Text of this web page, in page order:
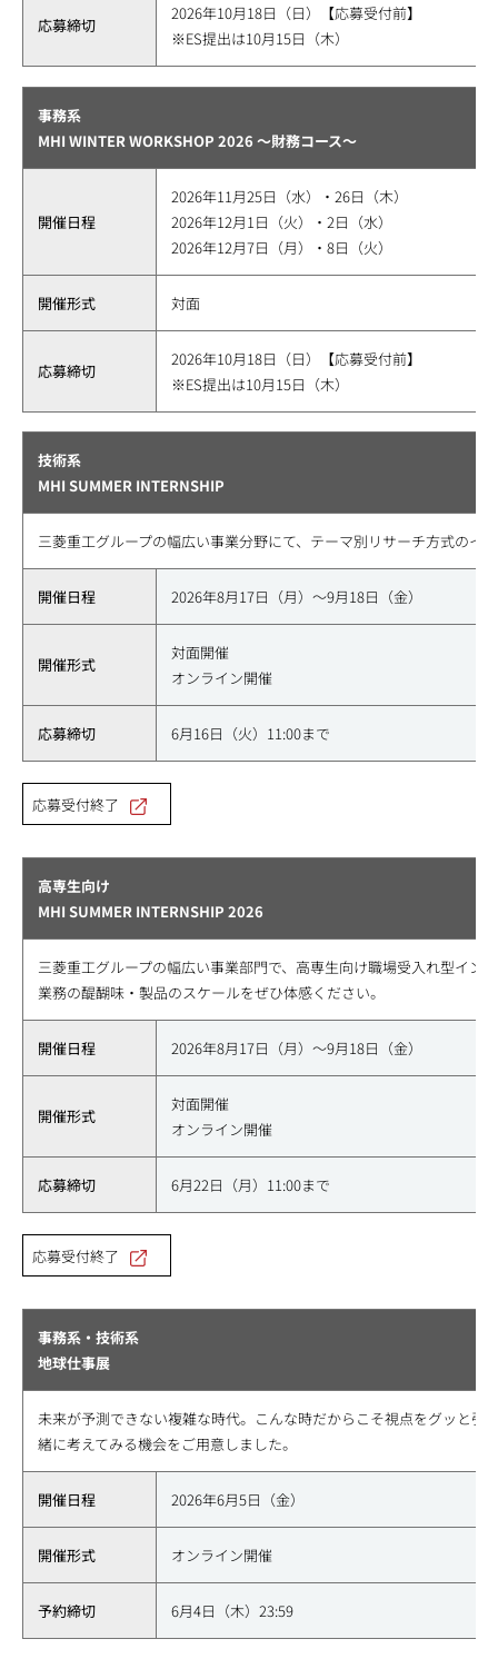
応募締切
2026年10月18日（日）【応募受付前】
※ES提出は10月15日（木）
事務系
MHI WINTER WORKSHOP 2026 ～財務コース～
開催日程
2026年11月25日（水）・26日（木）
2026年12月1日（火）・2日（水）
2026年12月7日（月）・8日（火）
開催形式 対面
応募締切
2026年10月18日（日）【応募受付前】
※ES提出は10月15日（木）
技術系
MHI SUMMER INTERNSHIP
三菱重工グループの幅広い事業分野にて、テーマ別リサーチ方式のイ
開催日程 2026年8月17日（月）～9月18日（金）
開催形式
対面開催
オンライン開催
応募締切 6月16日（火）11:00まで
応募受付終了
高専生向け
MHI SUMMER INTERNSHIP 2026
三菱重工グループの幅広い事業部門で、高専生向け職場受入れ型イン
業務の醍醐味・製品のスケールをぜひ体感ください。
開催日程 2026年8月17日（月）～9月18日（金）
開催形式
対面開催
オンライン開催
応募締切 6月22日（月）11:00まで
応募受付終了
事務系・技術系
地球仕事展
未来が予測できない複雑な時代。こんな時だからこそ視点をグッと引
緒に考えてみる機会をご用意しました。
開催日程 2026年6月5日（金）
開催形式 オンライン開催
予約締切 6月4日（木）23:59